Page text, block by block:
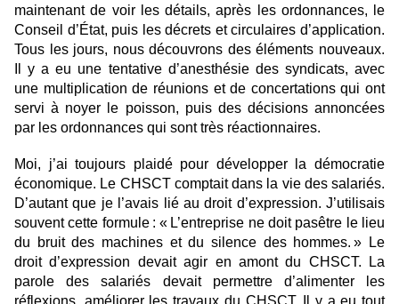
maintenant de voir les détails, après les ordonnances, le
Conseil d’État, puis les décrets et circulaires d’application.
Tous les jours, nous découvrons des éléments nouveaux.
Il y a eu une tentative d’anesthésie des syndicats, avec
une multiplication de réunions et de concertations qui ont
servi à noyer le poisson, puis des décisions annoncées
par les ordonnances qui sont très réactionnaires.
Moi, j’ai toujours plaidé pour développer la démocratie
économique. Le CHSCT comptait dans la vie des salariés.
D’autant que je l’avais lié au droit d’expression. J’utilisais
souvent cette formule : « L’entreprise ne doit pasêtre le lieu
du bruit des machines et du silence des hommes. » Le
droit d’expression devait agir en amont du CHSCT. La
parole des salariés devait permettre d’alimenter les